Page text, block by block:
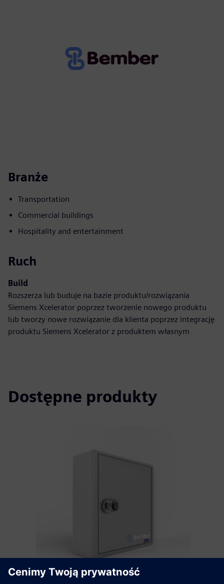
Branże
Transportation
Commercial buildings
Hospitality and entertainment
Ruch
Build
Rozszerza lub buduje na bazie produktu/rozwiązania
Siemens Xcelerator poprzez tworzenie nowego produktu
lub tworzy nowe rozwiązanie dla klienta poprzez integrację
produktu Siemens Xcelerator z produktem własnym
Dostępne produkty